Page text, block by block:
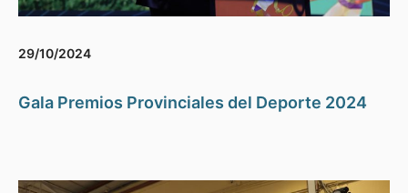
29/10/2024
Gala Premios Provinciales del Deporte 2024